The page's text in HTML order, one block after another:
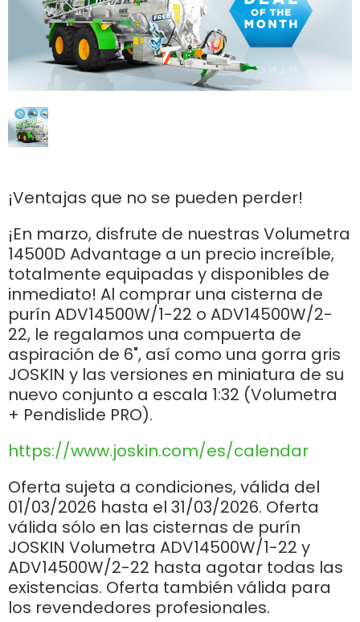
FAN SHOP
OFERTAS DE EMPLEO
CONTACTO
MyJOSKIN
Polski
Descargar el folleto
Română
Suomi
Magyar
Български
Eesti keel
Slovenija
Lietuvių kalba
Česká republika
¡Ventajas que no se pueden perder!
¡En marzo, disfrute de nuestras Volumetra
14500D Advantage a un precio increíble,
totalmente equipadas y disponibles de
inmediato! Al comprar una cisterna de
purín ADV14500W/1-22 o ADV14500W/2-
22, le regalamos una compuerta de
aspiración de 6", así como una gorra gris
JOSKIN y las versiones en miniatura de su
nuevo conjunto a escala 1:32 (Volumetra
+ Pendislide PRO).
https://www.joskin.com/es/calendar
Oferta sujeta a condiciones, válida del
01/03/2026 hasta el 31/03/2026. Oferta
válida sólo en las cisternas de purín
JOSKIN Volumetra ADV14500W/1-22 y
ADV14500W/2-22 hasta agotar todas las
existencias. Oferta también válida para
los revendedores profesionales.